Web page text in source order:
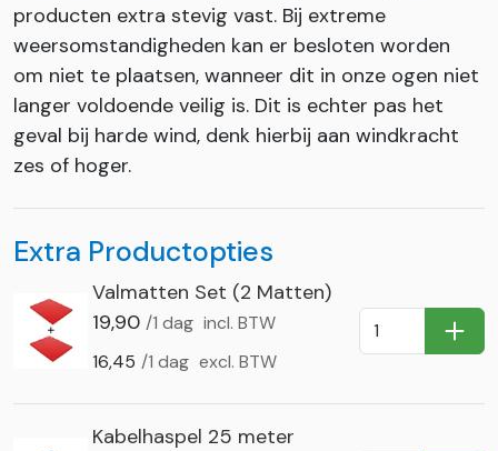
producten extra stevig vast. Bij extreme
weersomstandigheden kan er besloten worden
om niet te plaatsen, wanneer dit in onze ogen niet
langer voldoende veilig is. Dit is echter pas het
geval bij harde wind, denk hierbij aan windkracht
zes of hoger.
Extra Productopties
Valmatten Set (2 Matten)
19,90 /1 dag incl. BTW
16,45 /1 dag excl. BTW
In
Kabelhaspel 25 meter